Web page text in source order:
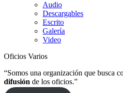
Audio
Descargables
Escrito
Galería
Video
Oficios Varios
“Somos una organización que busca
difusión de los oficios.”